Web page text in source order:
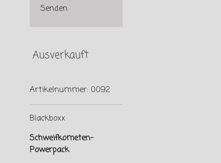
Senden
Ausverkauft
Artikelnummer: 0092
Blackboxx
Schweifkometen-
Powerpack